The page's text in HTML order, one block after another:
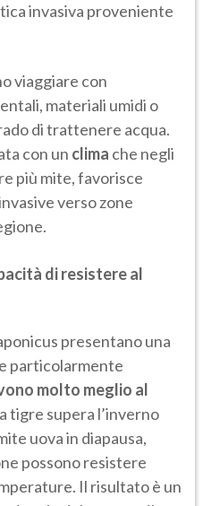
invasiva proveniente
viaggiare con
materiali umidi o
di trattenere acqua.
con un clima che negli
più mite, favorisce
verso zone
di resistere al
presentano una
particolarmente
molto meglio al
tigre supera l’inverno
uova in diapausa,
possono resistere
Il risultato è un